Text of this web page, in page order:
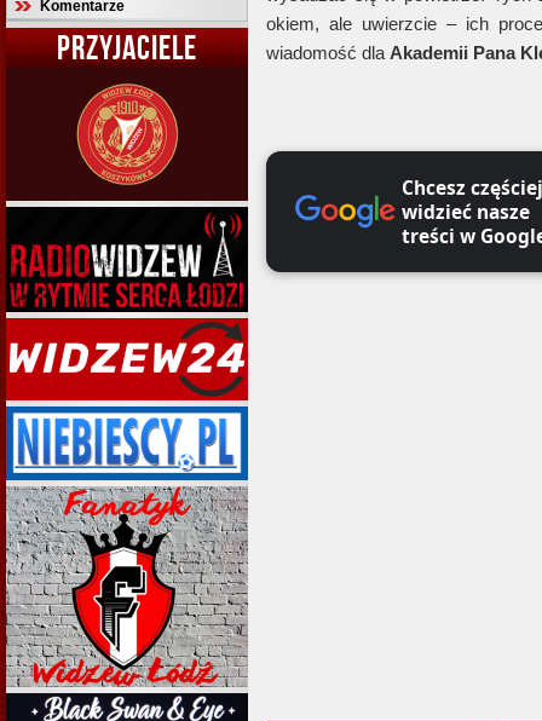
Komentarze
PRZYJACIELE
okiem, ale uwierzcie – ich
wiadomość dla Akademii Pana
Chcesz częściej
widzieć nasze
treści w